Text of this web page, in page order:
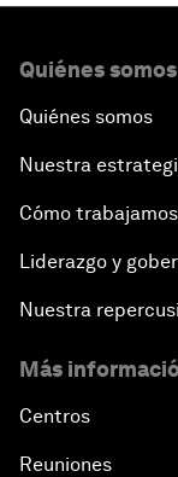
Quiénes somos
Quiénes somos
Nuestra
Cómo trabajamos
Liderazgo y
Nuestra
Más
Centros
Reuniones